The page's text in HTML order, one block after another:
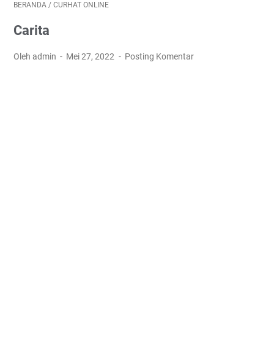
BERANDA / CURHAT ONLINE
Carita
Oleh admin Mei 27, 2022 Posting Komentar